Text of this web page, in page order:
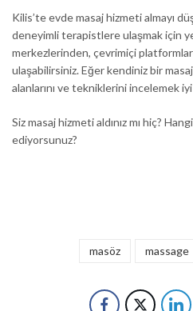
Kilis’te evde masaj hizmeti almayı
deneyimli terapistlere ulaşmak için
merkezlerinden, çevrimiçi
ulaşabilirsiniz. Eğer kendiniz bir
alanlarını ve tekniklerini incelemek
Siz masaj hizmeti aldınız mı hiç?
ediyorsunuz?
masöz massage